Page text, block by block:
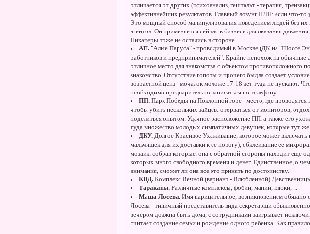
отличается от других (психоанализ, гештальт - терапия,
эффективнейших результатов. Главный лозунг НЛП: если что-
Это мощный способ манипулирования поведением людей без
агентов. Он применяется сейчас в бизнесе для оказания
Пикаперы тоже не остались в стороне.
АП. "Алые Паруса" - проводимый в Москве (ДК на "Шоссе
работников и предпринимателей". Крайне непохож на обычные
отличное место для знакомства с объектом противоположного
знакомство. Отсутствие гопоты и прочего быдла создает
возрастной ценз - мочалок моложе 17-18 лет туда не пускают.
необходимо предварительно записаться по телефону.
ПП. Парк Победы на Поклонной горе - место, где
чтобы убить нескольких зайцев: оторваться от мониторов,
поделиться опытом. Удачное расположение ПП, а также его
туда множество молодых симпатичных девушек, которые тут же
ДКУ. Долгое Красивое Ухаживание, которое может
мальчишек для их доставки к ее порогу), обклеивание ее
мозаик, собрав которые, она с обратной стороны находит еще
которых много свободного времени и денег. Единственное, о
внимания, сможет ли она все это принять по достоинству.
КВД. Комплекс Вечной (вариант - Влюбленной)
Тараканы. Различные комплексы, фобии, мании, глюки, ...
Маша Лосева. Имя нарицательное, возникновением
Лосева - типичный представитель вида секретарши
вечером должна быть дома, с сотрудниками заигрывает
считает создание семьи и рождение одного ребенка. Как